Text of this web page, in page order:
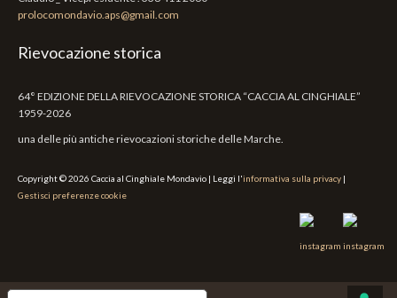
prolocomondavio.aps@gmail.com
Rievocazione storica
64° EDIZIONE DELLA RIEVOCAZIONE STORICA “CACCIA AL CINGHIALE”
1959-2026
una delle più antiche rievocazioni storiche delle Marche.
Copyright © 2026 Caccia al Cinghiale Mondavio | Leggi l'informativa sulla privacy |
Gestisci preferenze cookie